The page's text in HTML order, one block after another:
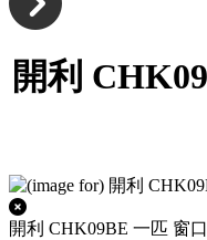
開利
開利 CHK09BE 一匹 窗